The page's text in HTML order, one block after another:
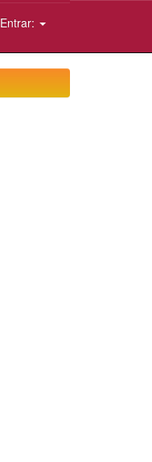
Entrar: